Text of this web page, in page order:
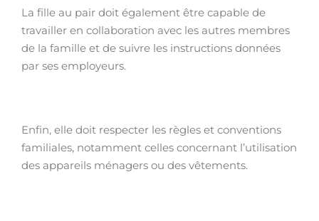
La fille au pair doit également être capable de
travailler en collaboration avec les autres membres
de la famille et de suivre les instructions données
par ses employeurs.
Enfin, elle doit respecter les règles et conventions
familiales, notamment celles concernant l’utilisation
des appareils ménagers ou des vêtements.